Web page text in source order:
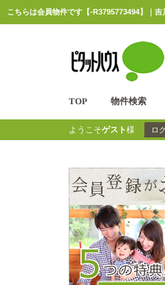
こちらは会員物件です【-R3795773494】｜
TOP 物件検索
ようこそゲスト様 ロ